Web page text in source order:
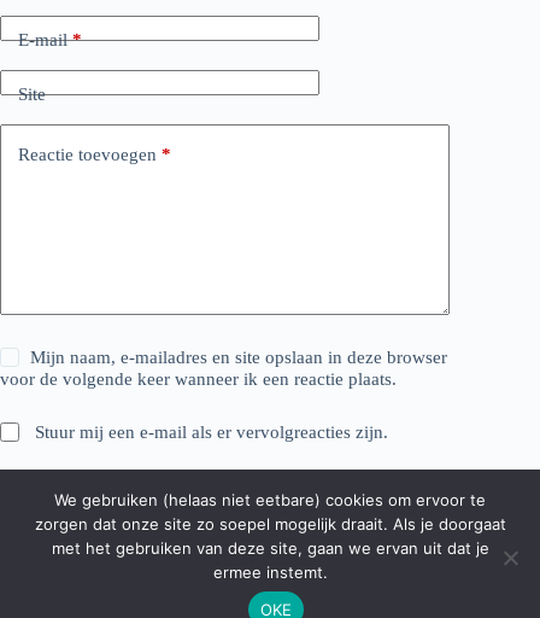
E-mail*
Site
Reactie toevoegen *
Mijn naam, e-mailadres en site opslaan in deze browser
voor de volgende keer wanneer ik een reactie plaats.
Stuur mij een e-mail als er vervolgreacties zijn.
Reactie plaatsen
We gebruiken (helaas niet eetbare) cookies om ervoor te
zorgen dat onze site zo soepel mogelijk draait. Als je doorgaat
met het gebruiken van deze site, gaan we ervan uit dat je
ermee instemt.
OKE